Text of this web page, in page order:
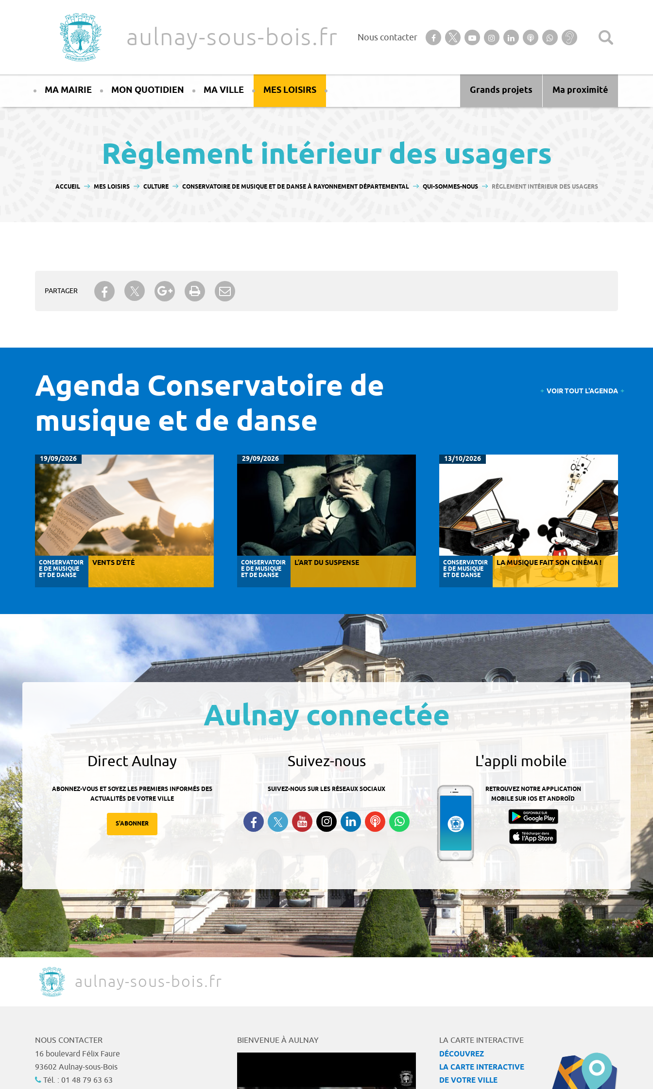
aulnay-sous-bois.fr Nous contacter Suivez-nous sur notre page Facebook
Suivez-nous sur Twitter
Suivez-nous sur YouTube
Suivez-nous sur Instagram
Retrouvez-nous sur Linkedin
Ecoutez nos Podcasts
Suivez-nous sur
WhatsApp
Baisse
d’audition ?
MA MAIRIE MON QUOTIDIEN MA VILLE MES LOISIRS Ma proximité
Grands projets
Règlement intérieur des usagers
VOUS ÊTES ICI :
ACCUEIL MES LOISIRS CULTURE CONSERVATOIRE DE MUSIQUE ET DE DANSE À RAYONNEMENT DÉPARTEMENTAL QUI-SOMMES-NOUS RÈGLEMENT INTÉRIEUR DES USAGERS
PARTAGER
Partager sur Facebook
Partager sur TwitterPartager sur Google+
Imprimer
Agenda Conservatoire de
musique et de danse
VOIR TOUT L'AGENDA
19/09/2026
CONSERVATOIR
E DE MUSIQUE
ET DE DANSE
VENTS D’ÉTÉ
29/09/2026
CONSERVATOIR
E DE MUSIQUE
ET DE DANSE
L’ART DU SUSPENSE
13/10/2026
CONSERVATOIR
E DE MUSIQUE
ET DE DANSE
LA MUSIQUE FAIT SON CINÉMA !
Aulnay connectée
Direct Aulnay
ABONNEZ-VOUS ET SOYEZ LES PREMIERS INFORMÉS DES
ACTUALITÉS DE VOTRE VILLE
S'ABONNER
Suivez-nous
SUIVEZ-NOUS SUR LES RÉSEAUX SOCIAUX
Retrouvez-nous sur Facebook
Suivez-nous sur Twitter
Suivez-nous sur YouTube
Suivez-nous sur
Instagram
Retrouvez-nous
sur Linkedin
Ecoutez
nos
L'appli mobile
RETROUVEZ NOTRE APPLICATION
MOBILE SUR IOS ET ANDROÏD
aulnay-sous-bois.fr
NOUS CONTACTER
16 boulevard Félix Faure
93602 Aulnay-sous-Bois
Tél. : 01 48 79 63 63
BIENVENUE À AULNAY
LA CARTE INTERACTIVE
DÉCOUVREZ
LA CARTE INTERACTIVE
DE VOTRE VILLE